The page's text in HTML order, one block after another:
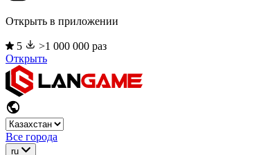
Открыть в приложении
5
>1 000 000 раз
Открыть
Все города
ru